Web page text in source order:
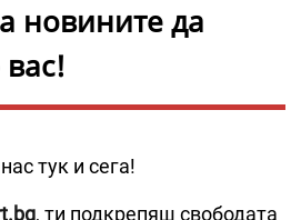
новините да
тук и сега!
, ти подкрепяш свободата